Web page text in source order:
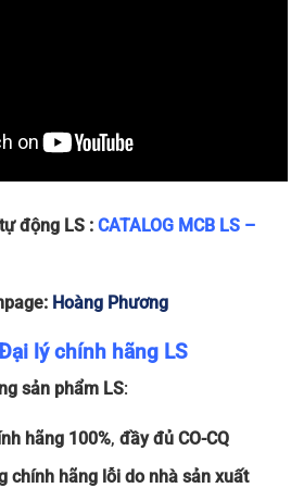
động LS : CATALOG MCB LS –
Hoàng Phương
lý chính hãng LS
sản phẩm LS:
hãng 100%, đầy đủ CO-CQ
chính hãng lỗi do nhà sản xuất